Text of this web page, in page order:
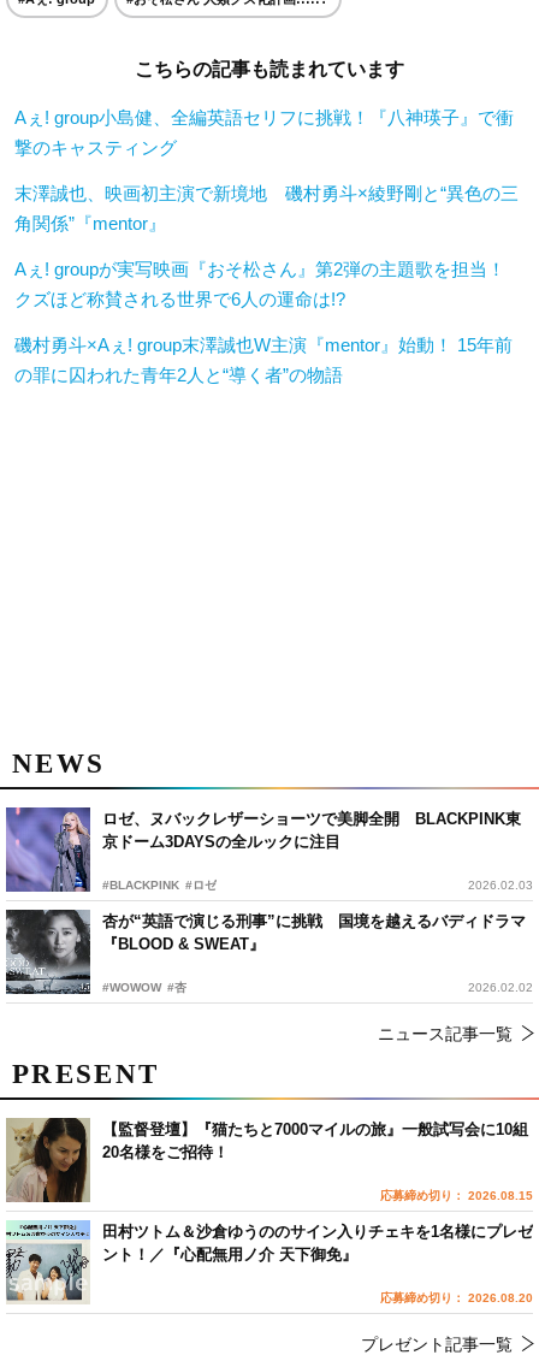
こちらの記事も読まれています
Aぇ! group小島健、全編英語セリフに挑戦！『八神瑛子』で衝
撃のキャスティング
末澤誠也、映画初主演で新境地 磯村勇斗×綾野剛と“異色の三
角関係”『mentor』
Aぇ! groupが実写映画『おそ松さん』第2弾の主題歌を担当！
クズほど称賛される世界で6人の運命は!?
磯村勇斗×Aぇ! group末澤誠也W主演『mentor』始動！ 15年前
の罪に囚われた青年2人と“導く者”の物語
NEWS
ロゼ、ヌバックレザーショーツで美脚全開 BLACKPINK東
京ドーム3DAYSの全ルックに注目
#BLACKPINK #ロゼ 2026.02.03
杏が“英語で演じる刑事”に挑戦 国境を越えるバディドラマ
『BLOOD & SWEAT』
#WOWOW #杏 2026.02.02
ニュース記事一覧
PRESENT
【監督登壇】『猫たちと7000マイルの旅』一般試写会に10組
20名様をご招待！
応募締め切り： 2026.08.15
田村ツトム＆沙倉ゆうののサイン入りチェキを1名様にプレゼ
ント！／『心配無用ノ介 天下御免』
応募締め切り： 2026.08.20
プレゼント記事一覧